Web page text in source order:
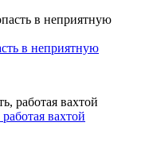
в неприятную
вахтой